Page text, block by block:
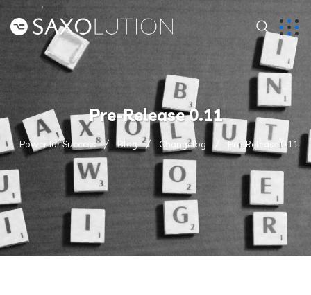
Pre-Release 0.11
– Power for Success Blog Changelog Pre-Release 0.11